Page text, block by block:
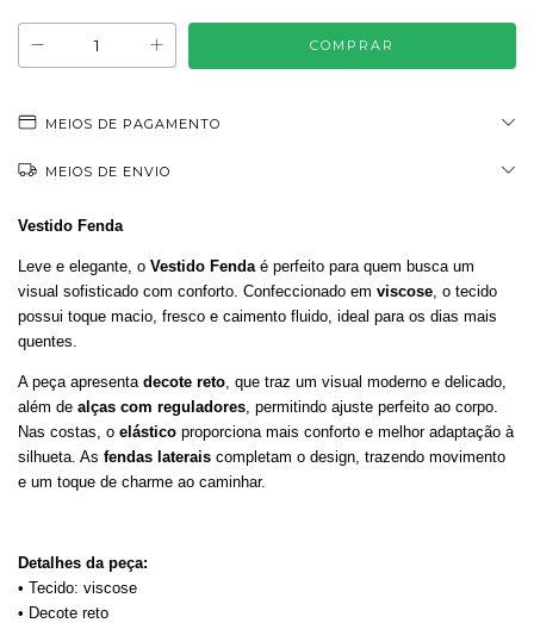
MEIOS DE PAGAMENTO
MEIOS DE ENVIO
Vestido Fenda
Leve e elegante, o Vestido Fenda é perfeito para quem busca um
visual sofisticado com conforto. Confeccionado em viscose , o tecido
possui toque macio, fresco e caimento fluido, ideal para os dias mais
quentes.
A peça apresenta decote reto , que traz um visual moderno e delicado,
além de alças com reguladores , permitindo ajuste perfeito ao corpo.
Nas costas, o elástico proporciona mais conforto e melhor adaptação à
silhueta. As fendas laterais completam o design, trazendo movimento
e um toque de charme ao caminhar.
Detalhes da peça:
• Tecido: viscose
• Decote reto